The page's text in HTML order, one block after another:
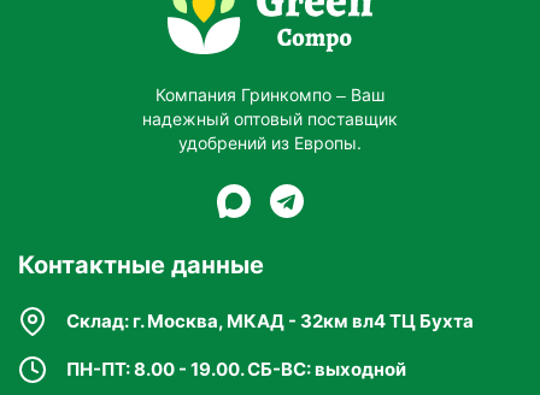
Компания Гринкомпо – Ваш
надежный оптовый поставщик
удобрений из Европы.
Контактные данные
Склад: г. Москва, МКАД - 32км вл4 ТЦ Бухта
ПН-ПТ: 8.00 - 19.00. СБ-ВС: выходной